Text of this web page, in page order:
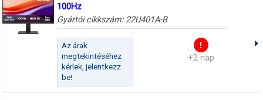
100Hz
Gyártói cikkszám: 22U401A-B
Az árak
megtekintéséhez
kérlek, jelentkezz
be!
+2 nap